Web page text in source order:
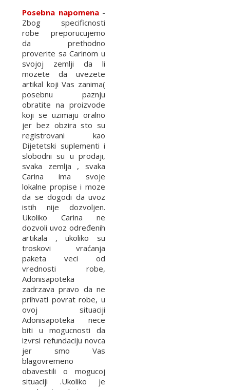
Posebna napomena-
Zbog specificnosti
robe preporucujemo
da prethodno
proverite sa Carinom u
svojoj zemlji da li
mozete da uvezete
artikal koji Vas zanima(
posebnu paznju
obratite na proizvode
koji se uzimaju oralno
jer bez obzira sto su
registrovani kao
Dijetetski suplementi i
slobodni su u prodaji,
svaka zemlja , svaka
Carina ima svoje
lokalne propise i moze
da se dogodi da uvoz
istih nije dozvoljen.
Ukoliko Carina ne
dozvoli uvoz određenih
artikala , ukoliko su
troskovi vraćanja
paketa veci od
vrednosti robe,
Adonisapoteka
zadrzava pravo da ne
prihvati povrat robe, u
ovoj situaciji
Adonisapoteka nece
biti u mogucnosti da
izvrsi refundaciju novca
jer smo Vas
blagovremeno
obavestili o mogucoj
situaciji .Ukoliko je